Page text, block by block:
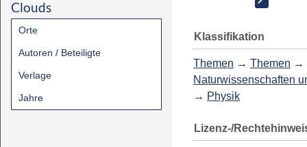
Clouds
Orte
Autoren / Beteiligte
Verlage
Jahre
Klassifikation
Themen → Themen →
Naturwissenschaften
→ Physik
Lizenz-/